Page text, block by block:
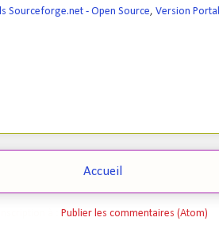
Sourceforge.net - Open Source, Version
Accueil
Publier les commentaires (Atom)